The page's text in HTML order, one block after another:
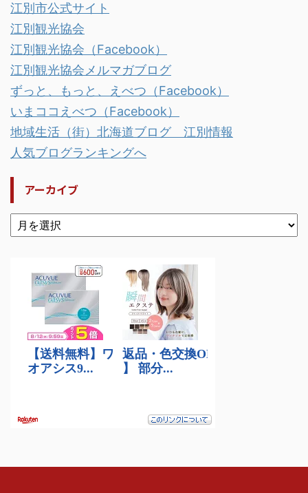
江別市公式サイト
江別観光協会
江別観光協会（Facebook）
江別観光協会メルマガブログ
ずっと、もっと、えべつ（Facebook）
いまココえべつ（Facebook）
地域生活（街）北海道ブログ 江別情報
人気ブログランキングへ
アーカイブ